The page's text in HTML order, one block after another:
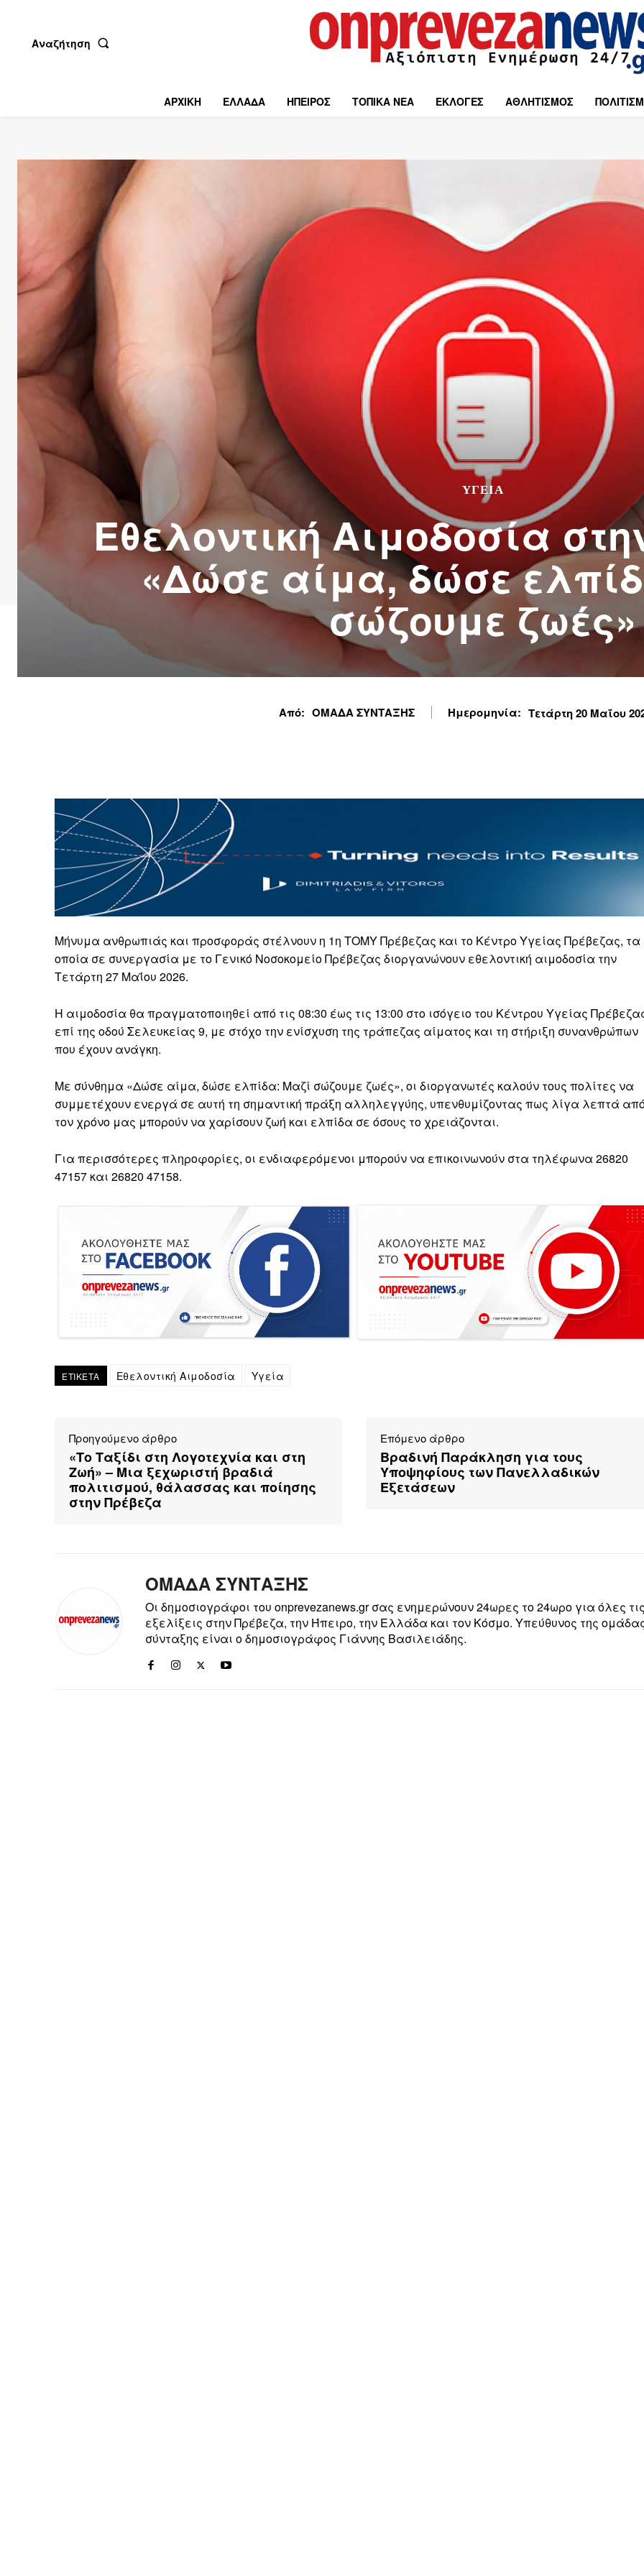
Αναζήτηση
ΑΡΧΙΚΗ ΕΛΛΑΔΑ ΗΠΕΙΡΟΣ ΤΟΠΙΚΑ ΝΕΑ ΕΚΛΟΓΕΣ ΑΘΛΗΤΙΣΜΟΣ
ΥΓΕΙΑ
Εθελοντική Αιμοδοσία
«Δώσε αίμα, δώσε
σώζουμε ζωές»
Από: ΟΜΑΔΑ ΣΥΝΤΑΞΗΣ Ημερομηνία: Τετάρτη 20 Μαΐου
Μήνυμα ανθρωπιάς και προσφοράς στέλνουν η 1η ΤΟΜΥ Πρέβεζας και το Κέντρο Υγείας Πρέβεζας, τα
οποία σε συνεργασία με το Γενικό Νοσοκομείο Πρέβεζας διοργανώνουν εθελοντική αιμοδοσία την
Τετάρτη 27 Μαΐου 2026.
Η αιμοδοσία θα πραγματοποιηθεί από τις 08:30 έως τις 13:00 στο ισόγειο του Κέντρου Υγείας
επί της οδού Σελευκείας 9, με στόχο την ενίσχυση της τράπεζας αίματος και τη στήριξη συνανθρώπων
που έχουν ανάγκη.
Με σύνθημα «Δώσε αίμα, δώσε ελπίδα: Μαζί σώζουμε ζωές», οι διοργανωτές καλούν τους πολίτες να
συμμετέχουν ενεργά σε αυτή τη σημαντική πράξη αλληλεγγύης, υπενθυμίζοντας πως λίγα λεπτά
τον χρόνο μας μπορούν να χαρίσουν ζωή και ελπίδα σε όσους το χρειάζονται.
Για περισσότερες πληροφορίες, οι ενδιαφερόμενοι μπορούν να επικοινωνούν στα τηλέφωνα 26820
47157 και 26820 47158.
ΕΤΙΚΕΤΑ Εθελοντική Αιμοδοσία Υγεία
Προηγούμενο άρθρο
«Το Ταξίδι στη Λογοτεχνία και στη
Ζωή» – Μια ξεχωριστή βραδιά
πολιτισμού, θάλασσας και ποίησης
στην Πρέβεζα
Επόμενο άρθρο
Βραδινή Παράκληση για τους
Υποψηφίους των Πανελλαδικών
Εξετάσεων
ΟΜΑΔΑ ΣΥΝΤΑΞΗΣ
Οι δημοσιογράφοι του onprevezanews.gr σας ενημερώνουν 24ωρες το 24ωρο για όλες
εξελίξεις στην Πρέβεζα, την Ήπειρο, την Ελλάδα και τον Κόσμο. Υπεύθυνος της
σύνταξης είναι ο δημοσιογράφος Γιάννης Βασιλειάδης.